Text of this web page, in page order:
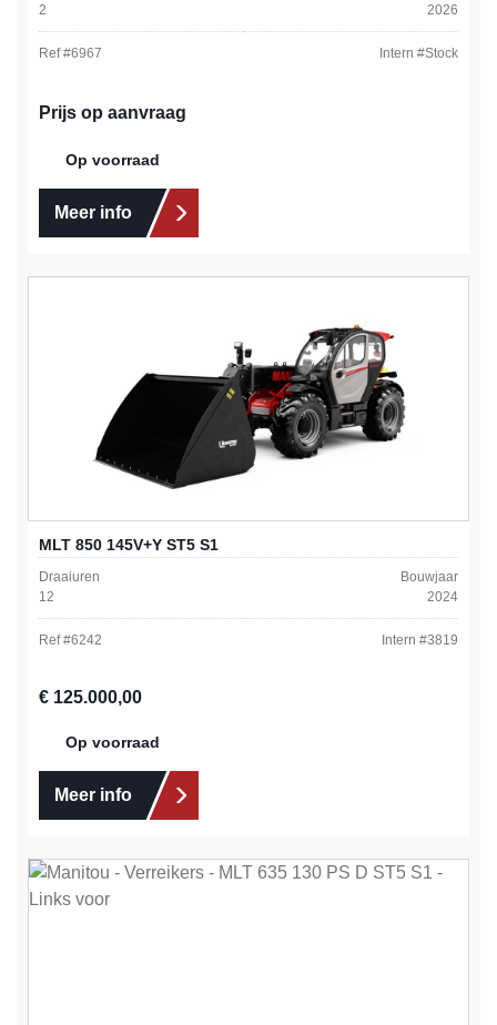
2 2026
Ref #6967 Intern #Stock
Prijs op aanvraag
Op voorraad
Meer info
MLT 850 145V+Y ST5 S1
Draaiuren
12
Bouwjaar
2024
Ref #6242 Intern #3819
Normale prijs:
€ 125.000,00
Op voorraad
Meer info